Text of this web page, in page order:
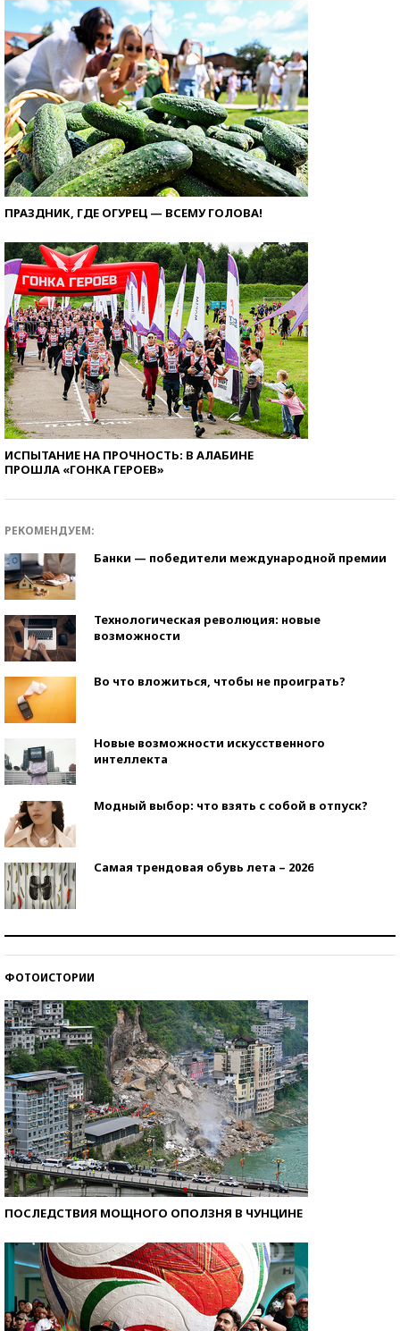
ПРАЗДНИК, ГДЕ ОГУРЕЦ — ВСЕМУ ГОЛОВА!
ИСПЫТАНИЕ НА ПРОЧНОСТЬ: В АЛАБИНЕ
ПРОШЛА «ГОНКА ГЕРОЕВ»
РЕКОМЕНДУЕМ:
Банки — победители международной премии
Технологическая революция: новые
возможности
Во что вложиться, чтобы не проиграть?
Новые возможности искусственного
интеллекта
Модный выбор: что взять с собой в отпуск?
Самая трендовая обувь лета – 2026
ФОТОИСТОРИИ
ПОСЛЕДСТВИЯ МОЩНОГО ОПОЛЗНЯ В ЧУНЦИНЕ